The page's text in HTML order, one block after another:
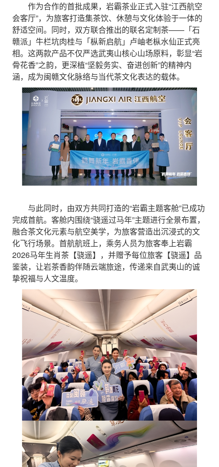
作为合作的首批成果，岩霸茶业正式入驻“江西航空
会客厅”，为旅客打造集茶饮、休憩与文化体验于一体的
舒适空间。同时，双方联合推出的联名定制茶——「石
赣派」牛栏坑肉桂与「枞新启航」卢岫老枞水仙正式亮
相。这两款产品不仅严选武夷山核心山场原料，彰显“岩
骨花香”之韵，更深植“坚毅务实、奋进创新”的精神内
涵，成为闽赣文化脉络与当代茶文化表达的载体。
与此同时，由双方共同打造的“岩霸主题客舱”已成功
完成首航。客舱内围绕“骁遥过马年”主题进行全景布置，
融合茶文化元素与航空美学，为旅客营造出沉浸式的文
化飞行场景。首航航班上，乘务人员为旅客奉上岩霸
2026马年生肖茶【骁遥】，并赠予每位旅客【骁遥】品
鉴装，让岩茶香韵伴随云端旅途，传递来自武夷山的诚
挚祝福与人文温度。